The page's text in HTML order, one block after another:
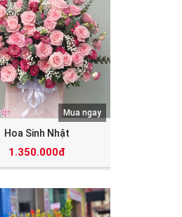
Hoa Sinh Nhật
1.350.000đ
Mua ngay